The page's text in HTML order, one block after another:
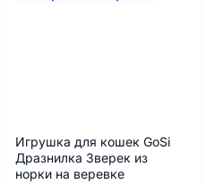
Игрушка для кошек GoSi
Дразнилка Зверек из
норки на веревке